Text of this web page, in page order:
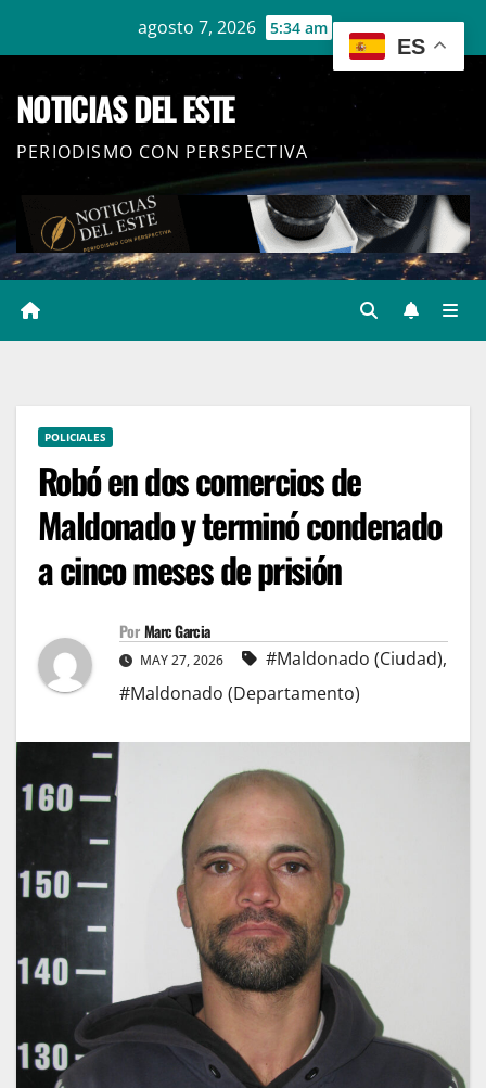
agosto 7, 2026 5:34 am
NOTICIAS DEL ESTE
PERIODISMO CON PERSPECTIVA
POLICIALES
Robó en dos comercios de
Maldonado y terminó condenado
a cinco meses de prisión
Por Marc Garcia
MAY 27, 2026 #Maldonado (Ciudad),
#Maldonado (Departamento)
ES